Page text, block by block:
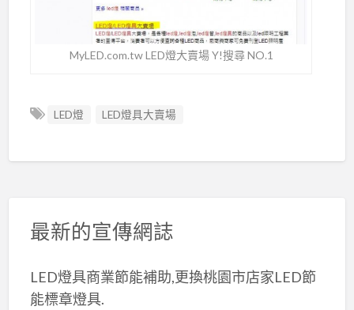
MyLED.com.tw LED燈大賣場 Y!搜尋 NO.1
LED燈 LED燈具大賣場
最新的宣傳網誌
LED燈具商業節能補助,更換桃園市店家LED節
能標章燈具.